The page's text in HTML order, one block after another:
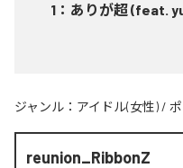
1 ： ありが超 (feat.
ジャンル： アイドル(女性) /
reunion_RibbonZ